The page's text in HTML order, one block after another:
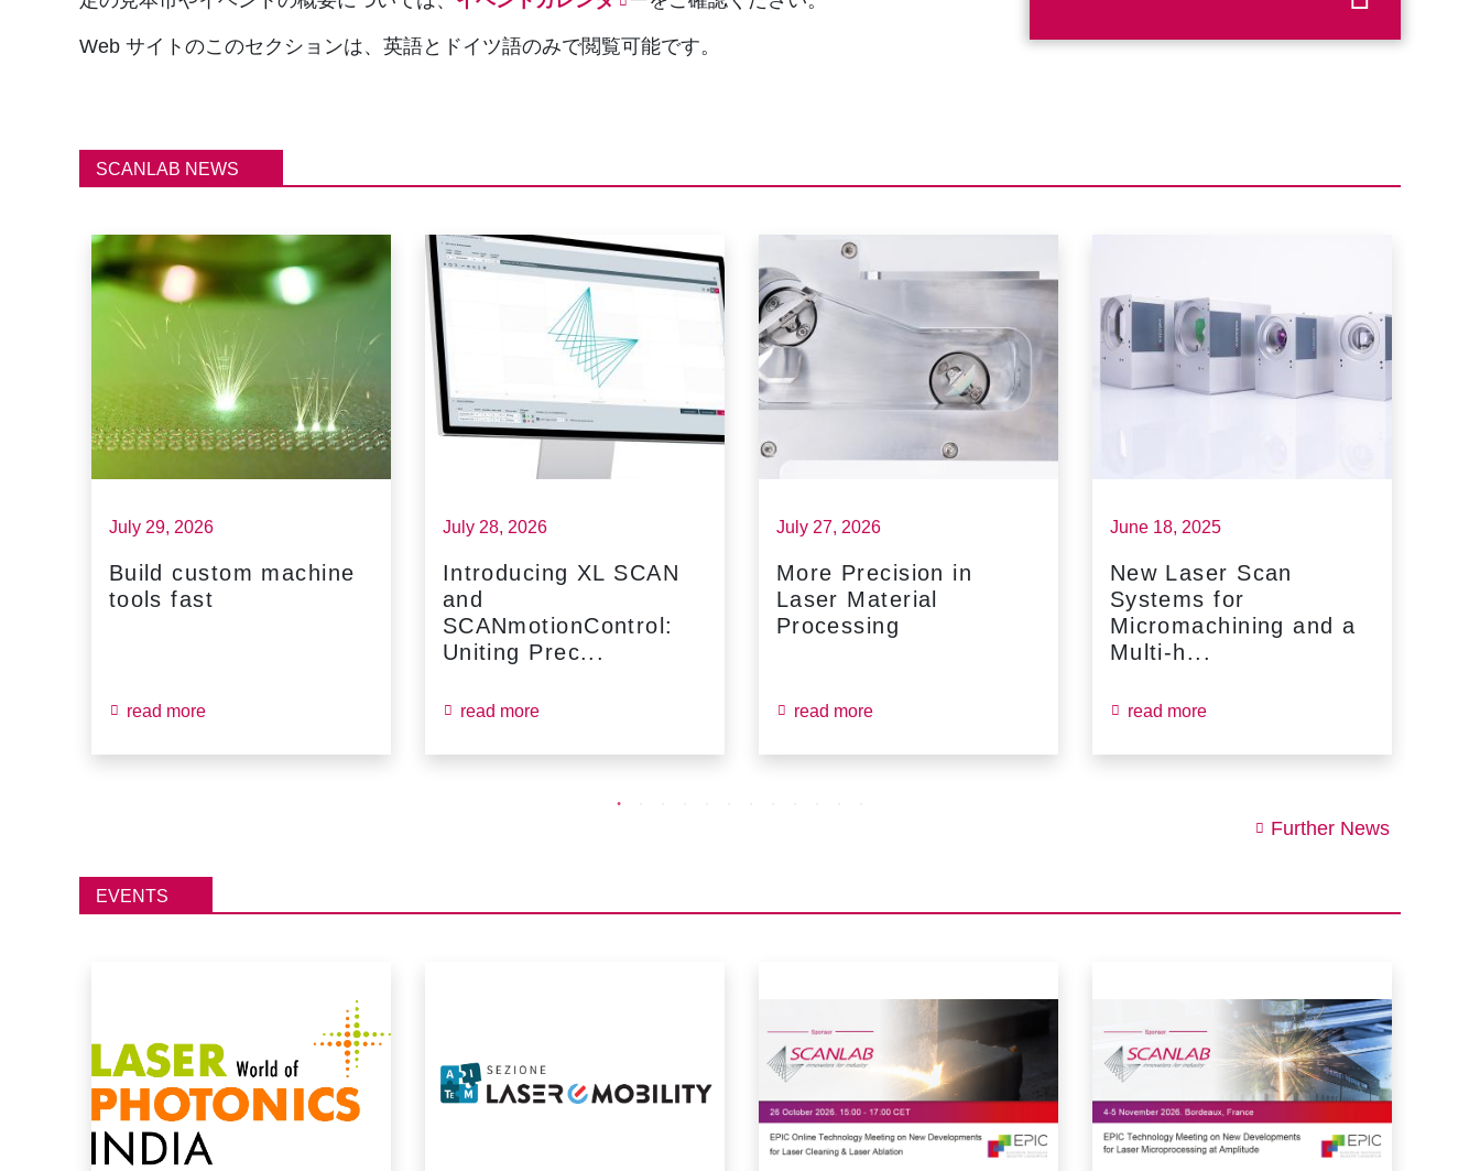
Web サイトのこのセクションは、英語とドイツ語のみで閲覧可能です。
SCANLAB NEWS
July 29, 2026
Build custom machine
tools fast
read more
July 28, 2026
Introducing XL SCAN
and
SCANmotionControl:
Uniting Prec...
read more
July 27, 2026
More Precision in
Laser Material
Processing
read more
June 18, 2025
New Laser Scan
Systems for
Micromachining and a
Multi-h...
read more
Further News
EVENTS